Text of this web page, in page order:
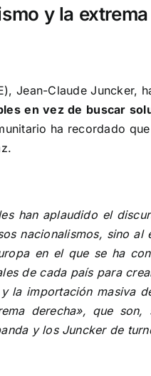
y la
Jean-Claude Juncker,
en vez de buscar
ha recordado
han aplaudido el
nacionalismos, sino
en el que se ha
de cada país para
la importación masiva
derecha», que
y los Juncker de